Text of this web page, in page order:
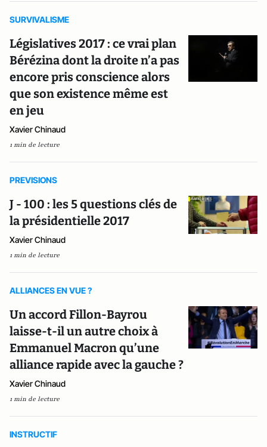
SURVIVALISME
Législatives 2017 : ce vrai plan
Bérézina dont la droite n’a pas
encore pris conscience alors
que son existence même est
en jeu
Xavier Chinaud
1 min de lecture
PREVISIONS
J - 100 : les 5 questions clés de
la présidentielle 2017
Xavier Chinaud
1 min de lecture
ALLIANCES EN VUE ?
Un accord Fillon-Bayrou
laisse-t-il un autre choix à
Emmanuel Macron qu’une
alliance rapide avec la gauche ?
Xavier Chinaud
1 min de lecture
INSTRUCTIF